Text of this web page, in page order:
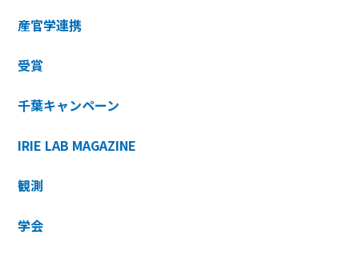
産官学連携
受賞
千葉キャンペーン
IRIE LAB MAGAZINE
観測
学会